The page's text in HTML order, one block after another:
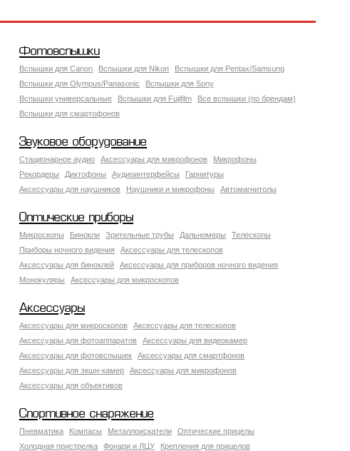
Фотовспышки
Вспышки для Canon Вспышки для Nikon
Вспышки для Pentax/Samsung
Вспышки для Olympus/Panasonic
Вспышки для Sony
Вспышки универсальные
Вспышки для Fujifilm
Все вспышки (по брендам)
Вспышки для смартофонов
Звуковое оборудование
Стационарное аудио Аксессуары для микрофонов
Микрофоны
Рекордеры
Диктофоны Аудиоинтерфейсы
Гарнитуры
Аксессуары для наушников
Наушники и микрофоны Автомагнитолы
Оптические приборы
Микроскопы Бинокли Зрительные трубы Дальномеры
Телескопы
Приборы ночного видения
Аксессуары для телескопов
Аксессуары для биноклей
Аксессуары для приборов ночного видения
Монокуляры
Аксессуары для микроскопов
Аксессуары
Аксессуары для микроскопов
Аксессуары для телескопов
Аксессуары для фотоаппаратов
Аксессуары для видеокамер
Аксессуары для фотовспышек
Аксессуары для смартфонов
Аксессуары для экшн-камер
Аксессуары для микрофонов
Аксессуары для объективов
Спортивное снаряжение
Пневматика Компасы Металлоискатели
Оптические прицелы
Холодная пристрелка
Фонари и ЛЦУ
Крепления для прицелов